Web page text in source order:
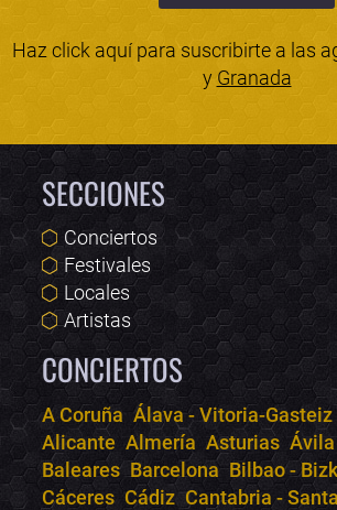
Haz click aquí para suscribirte a las
y Granada
SECCIONES
Conciertos
Festivales
Locales
Artistas
CONCIERTOS
A Coruña Álava - Vitoria-Gasteiz
Alicante Almería Asturias Ávila
Baleares Barcelona Bilbao -
Cáceres Cádiz Cantabria -
Bololoco · conciertos.club
Online · Te ayudo a encontrar